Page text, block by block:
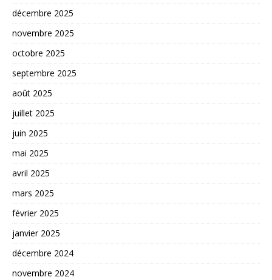
décembre 2025
novembre 2025
octobre 2025
septembre 2025
août 2025
juillet 2025
juin 2025
mai 2025
avril 2025
mars 2025
février 2025
janvier 2025
décembre 2024
novembre 2024